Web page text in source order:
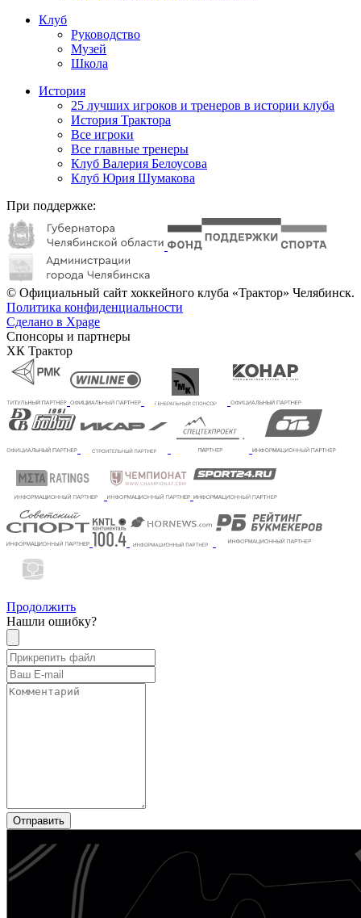
Клуб
Руководство
Музей
Школа
История
25 лучших игроков и тренеров в истории клуба
История Трактора
Все игроки
Все главные тренеры
Клуб Валерия Белоусова
Клуб Юрия Шумакова
При поддержке:
© Официальный сайт хоккейного клуба «Трактор» Челябинск.
Политика конфиденциальности
Сделано в Xpage
Спонсоры и партнеры
ХК Трактор
Продолжить
Нашли ошибку?